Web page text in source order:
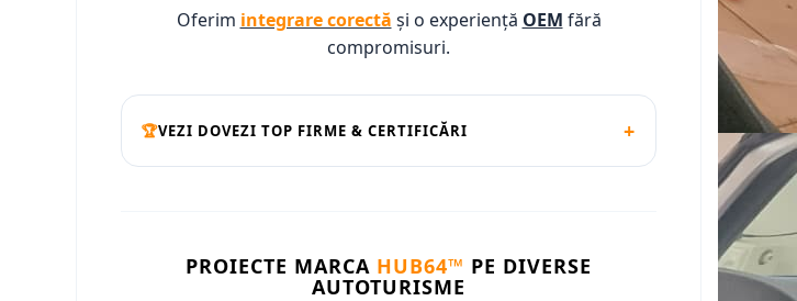
Oferim integrare corectă și o experiență OEM fără
compromisuri.
🏆VEZI DOVEZI TOP FIRME & CERTIFICĂRI +
PROIECTE MARCA HUB64™ PE DIVERSE
AUTOTURISME